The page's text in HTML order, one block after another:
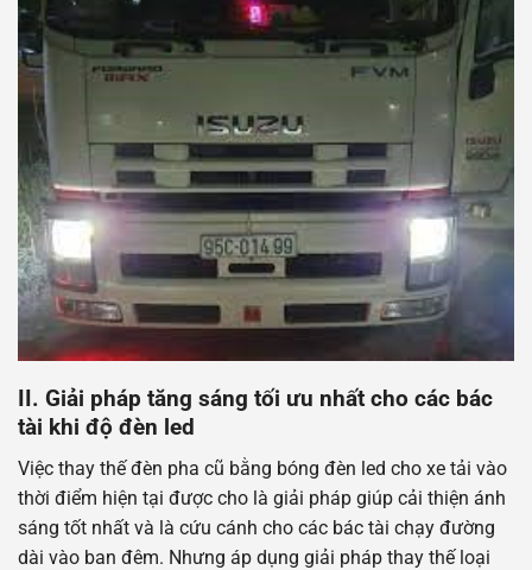
II. Giải pháp tăng sáng tối ưu nhất cho các bác
tài khi độ đèn led
Việc thay thế đèn pha cũ bằng bóng đèn led cho xe tải vào
thời điểm hiện tại được cho là giải pháp giúp cải thiện ánh
sáng tốt nhất và là cứu cánh cho các bác tài chạy đường
dài vào ban đêm. Nhưng áp dụng giải pháp thay thế loại